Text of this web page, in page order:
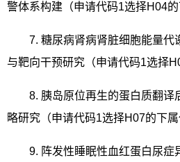
警体系构建（申请代码1选择H04
7. 糖尿病肾病肾脏细胞能量代
与靶向干预研究（申请代码1选择
8. 胰岛原位再生的蛋白质翻译
略研究（申请代码1选择H07的下属
9. 阵发性睡眠性血红蛋白尿